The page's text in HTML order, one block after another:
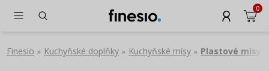
0
Finesio » Kuchyňské doplňky » Kuchyňské mísy » Plastové mísy